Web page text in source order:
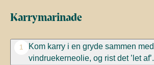
Karrymarinade
1
Kom karry i en gryde sammen med
vindruekerneolie, og rist det ’let af’.